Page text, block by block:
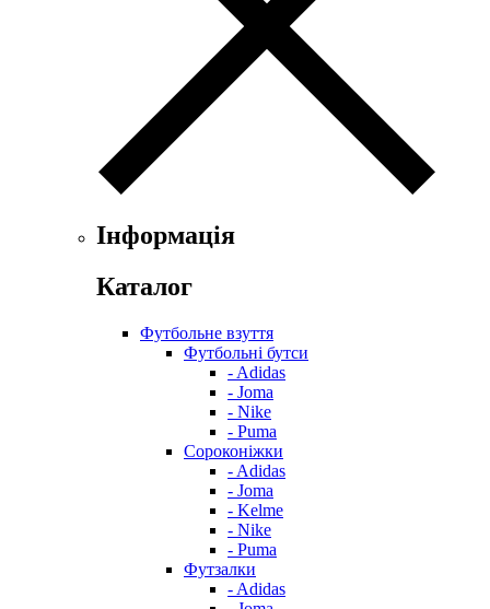
Інформація
Каталог
Футбольне взуття
Футбольні бутси
- Adidas
- Joma
- Nike
- Puma
Сороконіжки
- Adidas
- Joma
- Kelme
- Nike
- Puma
Футзалки
- Adidas